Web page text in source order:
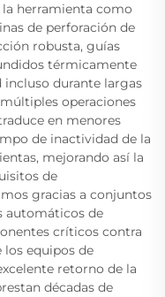
herramienta como
de perforación de
robusta, guías
térmicamente
incluso durante largas
operaciones
en menores
de inactividad de la
mejorando así la
de
gracias a conjuntos
automáticos de
críticos contra
equipos de
retorno de la
décadas de